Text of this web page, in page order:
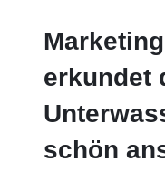
erkundet
schön